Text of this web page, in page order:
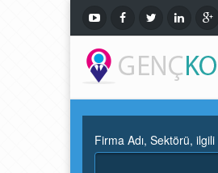
Firma Adı, Sektörü,